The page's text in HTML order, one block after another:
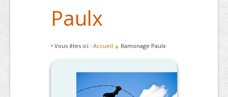
Paulx
• Vous êtes ici : Accueil Ramonage Paulx